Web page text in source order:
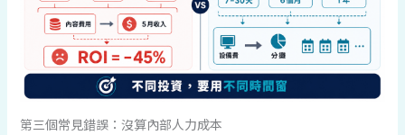
第三個常見錯誤：沒算內部人力成本